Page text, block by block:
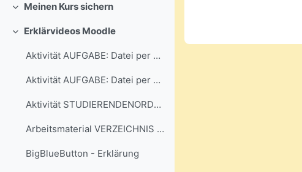
Einklappen
Meinen Kurs sichern
Einklappen
Erklärvideos Moodle
Aktivität AUFGABE: Datei per Handy abgeben
Aktivität AUFGABE: Datei per PC / Mac abgeben
Aktivität STUDIERENDENORDNER - Dateispeicher im Kurs
Arbeitsmaterial VERZEICHNIS nutzen
BigBlueButton - Erklärung